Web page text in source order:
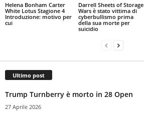
Helena Bonham Carter
White Lotus Stagione 4
Introduzione: motivo per
cui
Darrell Sheets of Storage
Wars è stato vittima di
cyberbullismo prima
della sua morte per
suicidio
Ultimo post
Trump Turnberry è morto in 28 Open
27 Aprile 2026